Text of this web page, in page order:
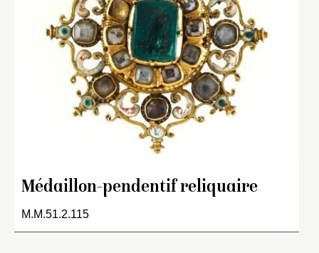
Médaillon-pendentif reliquaire
M.M.51.2.115